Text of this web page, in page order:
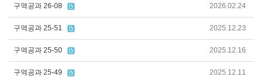
구역공과 26-08 2026.02.24
구역공과 25-51 2025.12.23
구역공과 25-50 2025.12.16
구역공과 25-49 2025.12.11